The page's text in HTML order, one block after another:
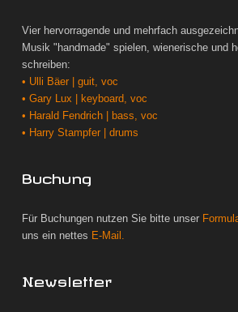
Vier hervorragende und mehrfach
Musik "handmade" spielen, wienerische und
schreiben:
• Ulli Bäer | guit, voc
• Gary Lux | keyboard, voc
• Harald Fendrich | bass, voc
• Harry Stampfer | drums
Buchung
Für Buchungen nutzen Sie bitte unser
uns ein nettes E-Mail.
Newsletter